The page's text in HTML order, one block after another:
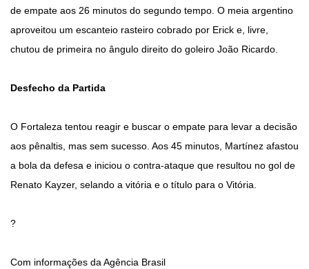
de empate aos 26 minutos do segundo tempo. O meia argentino
aproveitou um escanteio rasteiro cobrado por Erick e, livre,
chutou de primeira no ângulo direito do goleiro João Ricardo.
Desfecho da Partida
O Fortaleza tentou reagir e buscar o empate para levar a decisão
aos pênaltis, mas sem sucesso. Aos 45 minutos, Martínez afastou
a bola da defesa e iniciou o contra-ataque que resultou no gol de
Renato Kayzer, selando a vitória e o título para o Vitória.
?
Com informações da Agência Brasil